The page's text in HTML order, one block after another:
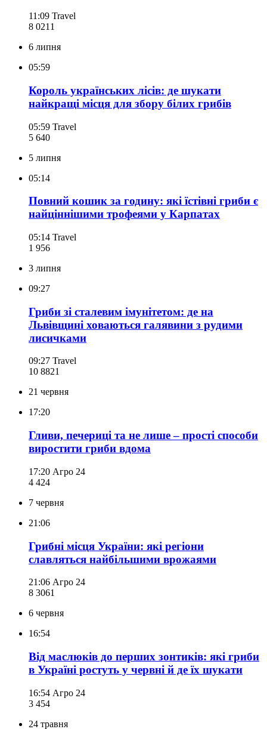
11:09 Travel
8 021 1
6 липня
05:59
Король українських лісів: де шукати
найкращі місця для збору білих грибів
05:59 Travel
5 640
5 липня
05:14
Повний кошик за годину: які їстівні гриби є
найціннішими трофеями у Карпатах
05:14 Travel
1 956
3 липня
09:27
Гриби зі сталевим імунітетом: де на
Львівщині ховаються галявини з рудими
лисичками
09:27 Travel
10 8821
21 червня
17:20
Гливи, печериці та не лише – прості способи
виростити гриби вдома
17:20 Агро 24
4 424
7 червня
21:06
Грибні місця України: які регіони
славляться найбільшими врожаями
21:06 Агро 24
8 3061
6 червня
16:54
Від маслюків до перших зонтиків: які гриби
в Україні ростуть у червні й де їх шукати
16:54 Агро 24
3 454
24 травня